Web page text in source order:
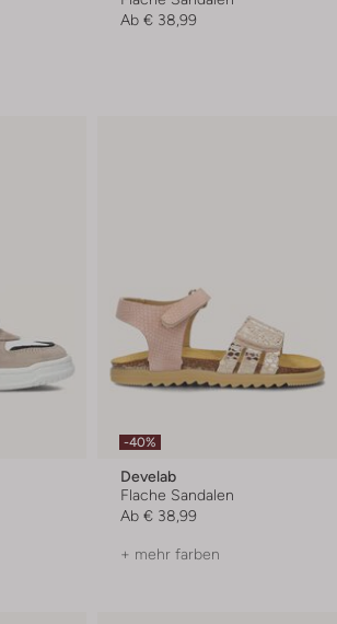
Ab € 38,99
-40%
Develab
Flache Sandalen
Ab € 38,99
+ mehr farben